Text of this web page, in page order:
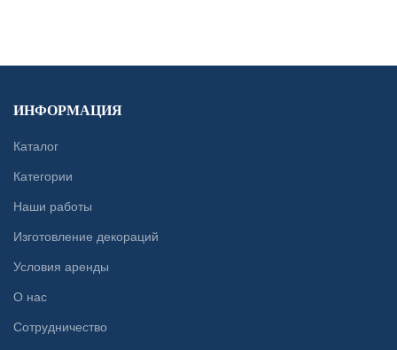
ИНФОРМАЦИЯ
Каталог
Категории
Наши работы
Изготовление декораций
Условия аренды
О нас
Сотрудничество